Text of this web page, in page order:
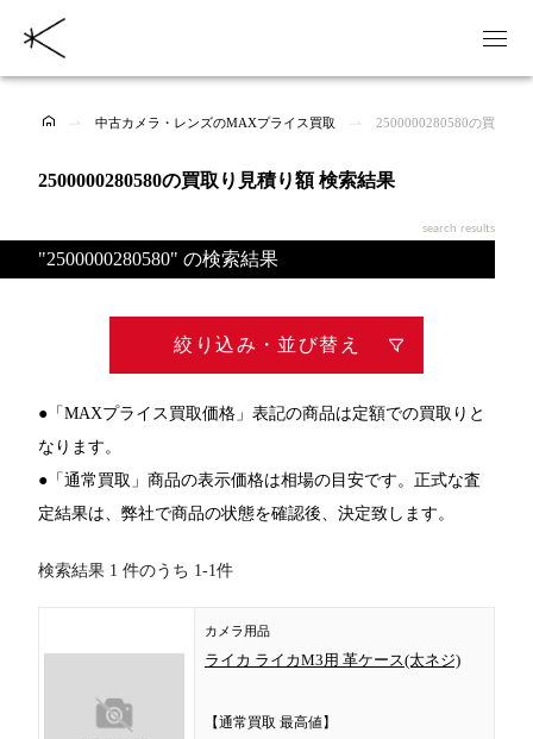
中古カメラ・レンズのMAXプライス買取 2500000280580の買取り
2500000280580の買取り見積り額 検索結果
search results
"2500000280580" の検索結果
絞り込み・並び替え
●「MAXプライス買取価格」表記の商品は定額での買取りと
なります。
●「通常買取」商品の表示価格は相場の目安です。正式な査
定結果は、弊社で商品の状態を確認後、決定致します。
検索結果 1 件のうち 1-1件
カメラ用品
ライカ ライカM3用 革ケース(太ネジ)
【通常買取 最高値】